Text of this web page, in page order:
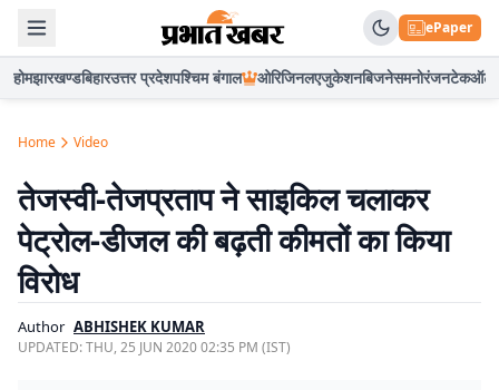
ePaper
होमझारखण्डबिहारउत्तर प्रदेशपश्चिम बंगाल ओरिजिनलएजुकेशनबिजनेसमनोरंजनटेकऑटो
Home Video
तेजस्वी-तेजप्रताप ने साइकिल चलाकर
पेट्रोल-डीजल की बढ़ती कीमतों का किया
विरोध
Author ABHISHEK KUMAR
UPDATED:THU, 25 JUN 2020 02:35 PM (IST)